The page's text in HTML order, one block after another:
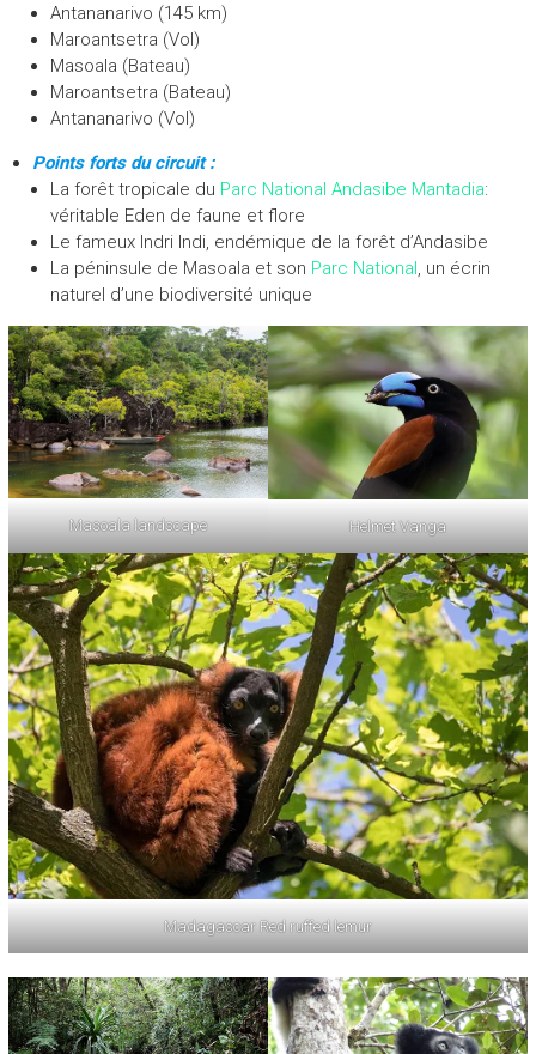
Antananarivo (145 km)
Maroantsetra (Vol)
Masoala (Bateau)
Maroantsetra (Bateau)
Antananarivo (Vol)
Points forts du circuit :
La forêt tropicale du Parc National Andasibe Mantadia:
véritable Eden de faune et flore
Le fameux Indri Indi, endémique de la forêt d’Andasibe
La péninsule de Masoala et son Parc National, un écrin
naturel d’une biodiversité unique
Masoala landscape Helmet Vanga
Madagascar Red ruffed lemur